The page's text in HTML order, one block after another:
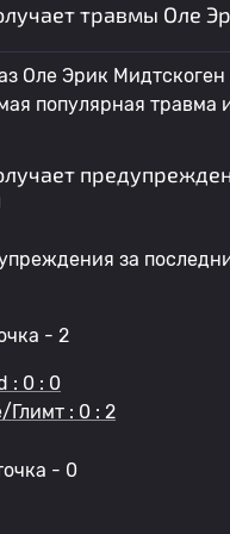
травмы Оле
Оле Эрик Мидтскоген
популярная травма
за
- 2
: 0 : 0
Глимт : 0 : 2
- 0